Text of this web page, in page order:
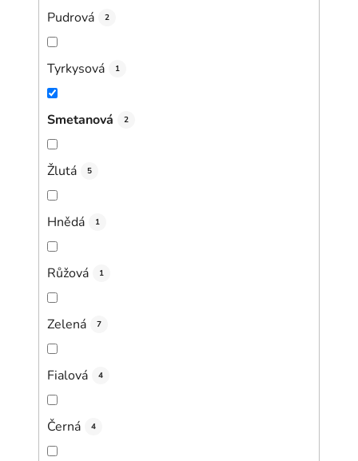
Pudrová 2
Tyrkysová 1
Smetanová 2
Žlutá 5
Hnědá 1
Růžová 1
Zelená 7
Fialová 4
Černá 4